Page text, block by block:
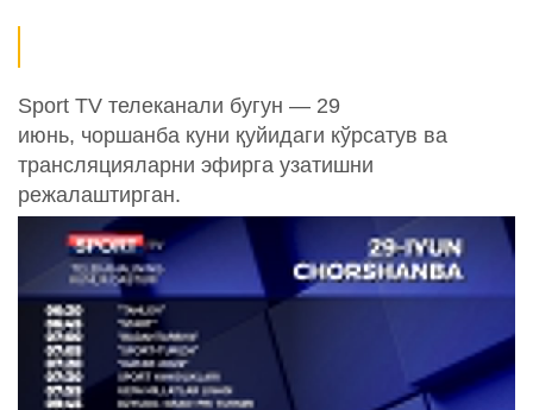
Sport TV телеканали бугун — 29
июнь, чоршанба куни қуйидаги кўрсатув ва
трансляцияларни эфирга узатишни
режалаштирган.